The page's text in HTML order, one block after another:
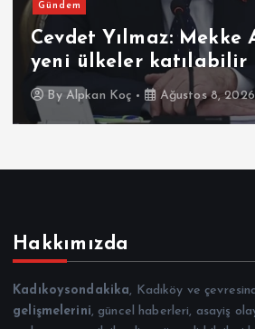
Gündem
Cevdet Yılmaz: Mekke
yeni ülkeler katılabilir
By Alpkan Koç Ağustos 8, 2026
Hakkımızda
Kadıkoysondakika, Kadıköy ve
gelişmelerini, güncel haberleri, asayiş